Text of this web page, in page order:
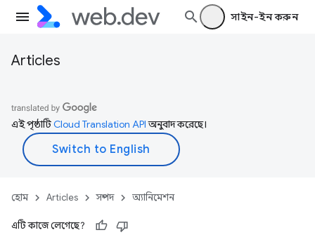
সাইন-ইন করুন
Articles
এই পৃষ্ঠাটিCloud Translation APIঅনুবাদ করেছে।
হোম Articles সম্পদ অ্যানিমেশন
এটি কাজে লেগেছে?